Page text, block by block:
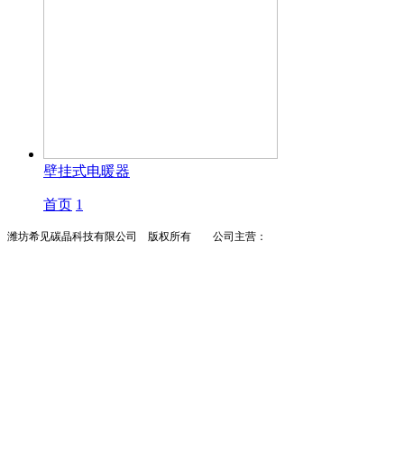
壁挂式电暖器
首页 1
潍坊希见碳晶科技有限公司 版权所有 公司主营：